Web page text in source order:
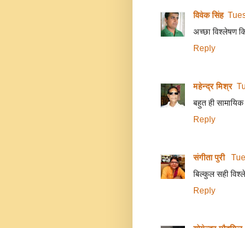
विवेक सिंह
अच्छा विश्लेषण
Reply
महेन्द्र मिश्र
बहुत ही
Reply
संगीता पुरी
बिल्कुल सही
Reply